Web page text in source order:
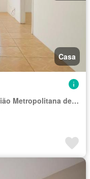
Casa
Região Imediata de São Paulo, Região Metropolitana de São Paulo